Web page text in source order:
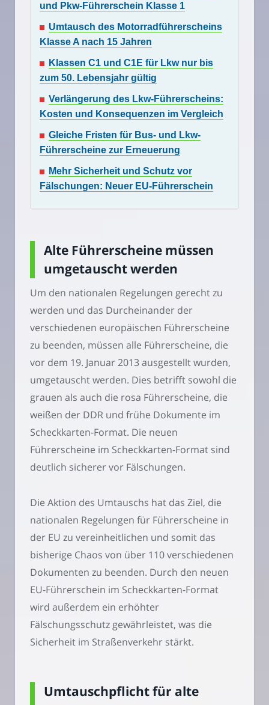
und Pkw-Führerschein Klasse 1
Umtausch des Motorradführerscheins
Klasse A nach 15 Jahren
Klassen C1 und C1E für Lkw nur bis
zum 50. Lebensjahr gültig
Verlängerung des Lkw-Führerscheins:
Kosten und Konsequenzen im Vergleich
Gleiche Fristen für Bus- und Lkw-
Führerscheine zur Erneuerung
Mehr Sicherheit und Schutz vor
Fälschungen: Neuer EU-Führerschein
Alte Führerscheine müssen
umgetauscht werden
Um den nationalen Regelungen gerecht zu
werden und das Durcheinander der
verschiedenen europäischen Führerscheine
zu beenden, müssen alle Führerscheine, die
vor dem 19. Januar 2013 ausgestellt wurden,
umgetauscht werden. Dies betrifft sowohl die
grauen als auch die rosa Führerscheine, die
weißen der DDR und frühe Dokumente im
Scheckkarten-Format. Die neuen
Führerscheine im Scheckkarten-Format sind
deutlich sicherer vor Fälschungen.
Die Aktion des Umtauschs hat das Ziel, die
nationalen Regelungen für Führerscheine in
der EU zu vereinheitlichen und somit das
bisherige Chaos von über 110 verschiedenen
Dokumenten zu beenden. Durch den neuen
EU-Führerschein im Scheckkarten-Format
wird außerdem ein erhöhter
Fälschungsschutz gewährleistet, was die
Sicherheit im Straßenverkehr stärkt.
Umtauschpflicht für alte